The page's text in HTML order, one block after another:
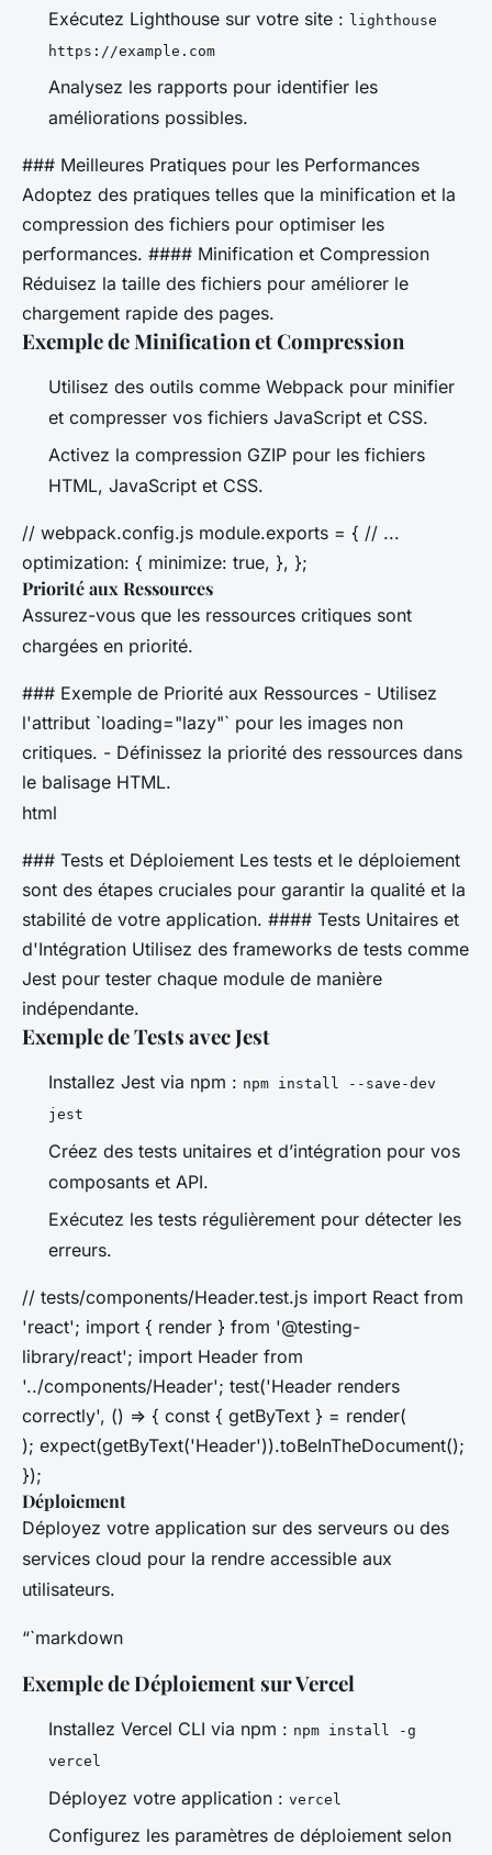
Exécutez Lighthouse sur votre site : lighthouse
https://example.com
Analysez les rapports pour identifier les
améliorations possibles.
### Meilleures Pratiques pour les Performances
Adoptez des pratiques telles que la minification et la
compression des fichiers pour optimiser les
performances. #### Minification et Compression
Réduisez la taille des fichiers pour améliorer le
chargement rapide des pages.
Exemple de Minification et Compression
Utilisez des outils comme Webpack pour minifier
et compresser vos fichiers JavaScript et CSS.
Activez la compression GZIP pour les fichiers
HTML, JavaScript et CSS.
// webpack.config.js module.exports = { // ...
optimization: { minimize: true, }, };
Priorité aux Ressources
Assurez-vous que les ressources critiques sont
chargées en priorité.
### Exemple de Priorité aux Ressources - Utilisez
l'attribut `loading="lazy"` pour les images non
critiques. - Définissez la priorité des ressources dans
le balisage HTML.
html
### Tests et Déploiement Les tests et le déploiement
sont des étapes cruciales pour garantir la qualité et la
stabilité de votre application. #### Tests Unitaires et
d'Intégration Utilisez des frameworks de tests comme
Jest pour tester chaque module de manière
indépendante.
Exemple de Tests avec Jest
Installez Jest via npm : npm install --save-dev
jest
Créez des tests unitaires et d’intégration pour vos
composants et API.
Exécutez les tests régulièrement pour détecter les
erreurs.
// tests/components/Header.test.js import React from
'react'; import { render } from '@testing-
library/react'; import Header from
'../components/Header'; test('Header renders
correctly', () => { const { getByText } = render(
); expect(getByText('Header')).toBeInTheDocument();
});
Déploiement
Déployez votre application sur des serveurs ou des
services cloud pour la rendre accessible aux
utilisateurs.
“`markdown
Exemple de Déploiement sur Vercel
Installez Vercel CLI via npm : npm install -g
vercel
Déployez votre application : vercel
Configurez les paramètres de déploiement selon